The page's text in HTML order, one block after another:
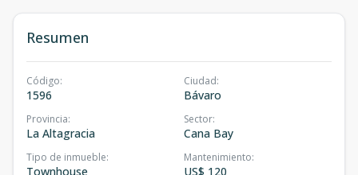
Resumen
Código:
1596
Ciudad:
Bávaro
Provincia:
La Altagracia
Sector:
Cana Bay
Tipo de inmueble:
Townhouse
Mantenimiento:
US$ 120